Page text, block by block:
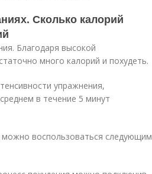
Сколько калорий
Благодаря высокой
много калорий и похудеть.
упражнения,
в течение 5 минут
воспользоваться следующим